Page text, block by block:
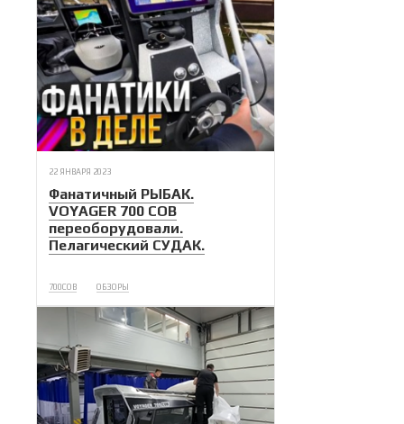
22 ЯНВАРЯ 2023
Фанатичный РЫБАК.
VOYAGER 700 COB
переоборудовали.
Пелагический СУДАК.
700COB ОБЗОРЫ